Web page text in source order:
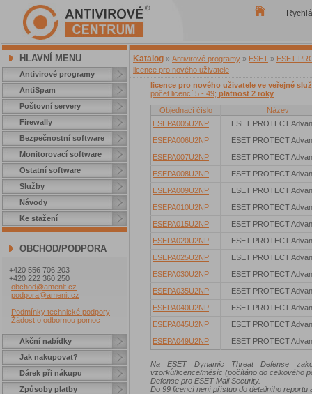
HLAVNÍ MENU
Antivirové programy
AntiSpam
Poštovní servery
Firewally
Bezpečnostní software
Monitorovací software
Ostatní software
Služby
Návody
Ke stažení
OBCHOD/PODPORA
+420 556 706 203
+420 222 360 250
obchod@amenit.cz
podpora@amenit.cz
Podmínky technické podpory
Žádost o odbornou pomoc
Akční nabídky
Jak nakupovat?
Dárek při nákupu
Způsoby platby
Katalog » Antivirové programy » ESET » ESET
licence pro nového uživatele
licence pro nového uživatele ve veřejné
počet licencí 5 - 49; platnost 2 roky
Objednací číslo
Název
ESEPA005U2NP
ESET PROTECT
ESEPA006U2NP
ESET PROTECT
ESEPA007U2NP
ESET PROTECT
ESEPA008U2NP
ESET PROTECT
ESEPA009U2NP
ESET PROTECT
ESEPA010U2NP
ESET PROTECT
ESEPA015U2NP
ESET PROTECT
ESEPA020U2NP
ESET PROTECT
ESEPA025U2NP
ESET PROTECT
ESEPA030U2NP
ESET PROTECT
ESEPA035U2NP
ESET PROTECT
ESEPA040U2NP
ESET PROTECT
ESEPA045U2NP
ESET PROTECT
ESEPA049U2NP
ESET PROTECT
Na ESET Dynamic Threat Defense
vzorků/licence/měsíc (počítáno do celkového
Defense pro ESET Mail Security.
Do 99 licencí není přístup do detailního